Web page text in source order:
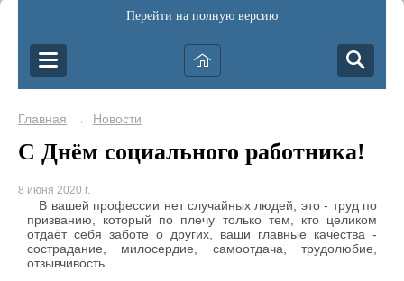
Перейти на полную версию
Главная → Новости
С Днём социального работника!
8 июня 2020 г.
В вашей профессии нет случайных людей, это - труд по
призванию, который по плечу только тем, кто целиком
отдаёт себя заботе о других, ваши главные качества -
сострадание, милосердие, самоотдача, трудолюбие,
отзывчивость.